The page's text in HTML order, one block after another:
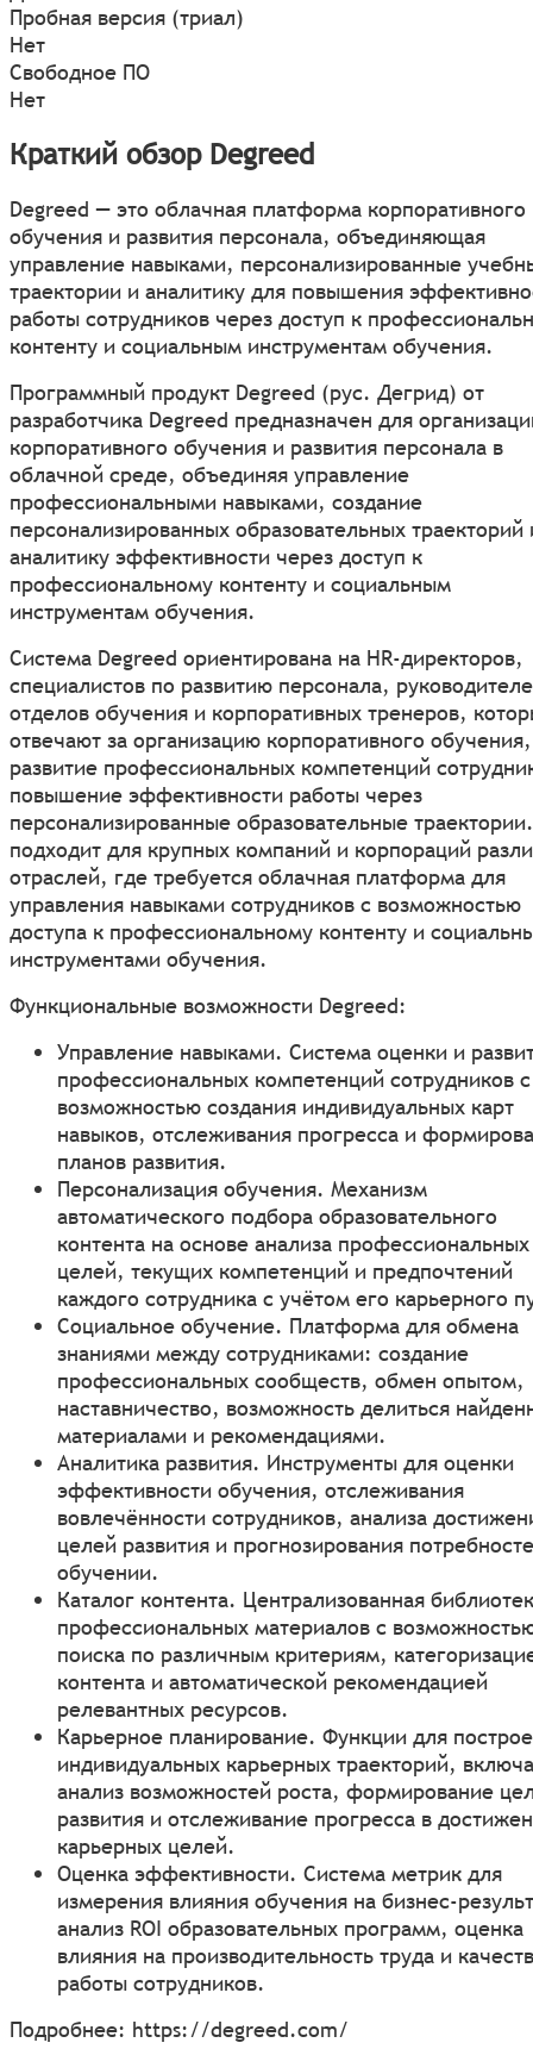
Пробная версия (триал)
Нет
Свободное ПО
Нет
Краткий обзор Degreed
Degreed — это облачная платформа корпоративного
обучения и развития персонала, объединяющая
управление навыками, персонализированные
траектории и аналитику для повышения
работы сотрудников через доступ к
контенту и социальным инструментам обучения.
Программный продукт Degreed (рус. Дегрид) от
разработчика Degreed предназначен для
корпоративного обучения и развития персонала в
облачной среде, объединяя управление
профессиональными навыками, создание
персонализированных образовательных траекторий
аналитику эффективности через доступ к
профессиональному контенту и социальным
инструментам обучения.
Система Degreed ориентирована на HR-директоров,
специалистов по развитию персонала,
отделов обучения и корпоративных тренеров,
отвечают за организацию корпоративного обучения,
развитие профессиональных компетенций
повышение эффективности работы через
персонализированные образовательные
подходит для крупных компаний и корпораций
отраслей, где требуется облачная платформа для
управления навыками сотрудников с возможностью
доступа к профессиональному контенту и
инструментами обучения.
Функциональные возможности Degreed:
Управление навыками. Система оценки и
профессиональных компетенций сотрудников с
возможностью создания индивидуальных карт
навыков, отслеживания прогресса и
планов развития.
Персонализация обучения. Механизм
автоматического подбора образовательного
контента на основе анализа профессиональных
целей, текущих компетенций и предпочтений
каждого сотрудника с учётом его карьерного
Социальное обучение. Платформа для обмена
знаниями между сотрудниками: создание
профессиональных сообществ, обмен опытом,
наставничество, возможность делиться
материалами и рекомендациями.
Аналитика развития. Инструменты для оценки
эффективности обучения, отслеживания
вовлечённости сотрудников, анализа
целей развития и прогнозирования
обучении.
Каталог контента. Централизованная
профессиональных материалов с
поиска по различным критериям,
контента и автоматической рекомендацией
релевантных ресурсов.
Карьерное планирование. Функции для
индивидуальных карьерных траекторий,
анализ возможностей роста, формирование
развития и отслеживание прогресса в
карьерных целей.
Оценка эффективности. Система метрик для
измерения влияния обучения на бизнес-
анализ ROI образовательных программ, оценка
влияния на производительность труда и
работы сотрудников.
Подробнее: https://degreed.com/